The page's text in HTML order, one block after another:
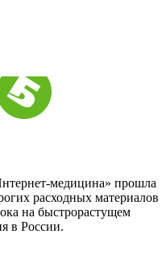
медицина» прошла
расходных материалов
на быстрорастущем
в России.